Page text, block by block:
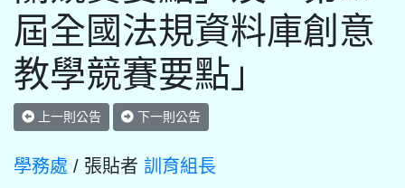
屆全國法規資料庫創意
教學競賽要點」
上一則公告 下一則公告
學務處 / 張貼者 訓育組長